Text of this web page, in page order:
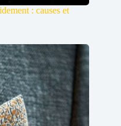
: causes et